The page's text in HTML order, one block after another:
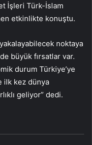
İşleri Türk-İslam
etkinlikte konuştu.
noktaya
büyük fırsatlar var.
durum Türkiye’ye
ilk kez dünya
geliyor” dedi.